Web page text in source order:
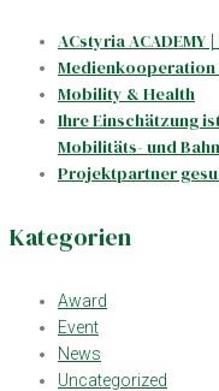
ACstyria
Medienkooperation
Mobility & Health
Ihre Einschätzung
Mobilitäts- und
Projektpartner
Kategorien
Award
Event
News
Uncategorized